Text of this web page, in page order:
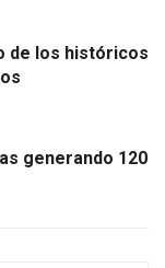
de los históricos
generando 120